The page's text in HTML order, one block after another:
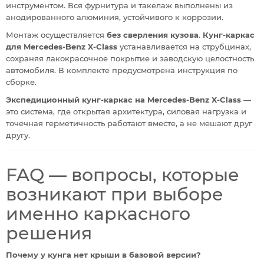
инструментом. Вся фурнитура и такелаж выполнены из
анодированного алюминия, устойчивого к коррозии.
Монтаж осуществляется без сверления кузова. Кунг-каркас
для Mercedes-Benz X-Class устанавливается на струбцинах,
сохраняя лакокрасочное покрытие и заводскую целостность
автомобиля. В комплекте предусмотрена инструкция по
сборке.
Экспедиционный кунг-каркас на Mercedes-Benz X-Class —
это система, где открытая архитектура, силовая нагрузка и
точечная герметичность работают вместе, а не мешают друг
другу.
FAQ — вопросы, которые
возникают при выборе
именно каркасного
решения
Почему у кунга нет крыши в базовой версии?